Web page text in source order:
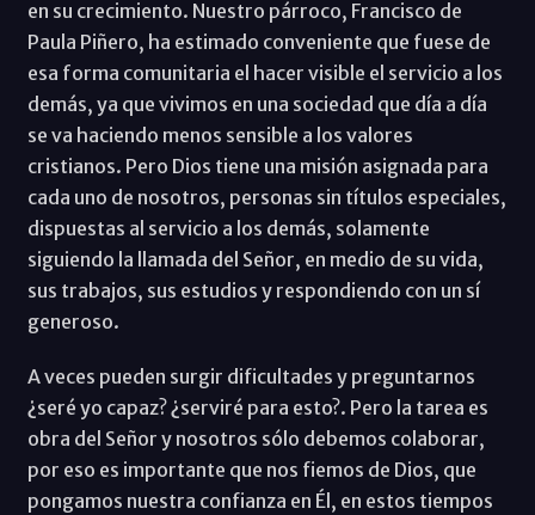
en su crecimiento. Nuestro párroco, Francisco de
Paula Piñero, ha estimado conveniente que fuese de
esa forma comunitaria el hacer visible el servicio a los
demás, ya que vivimos en una sociedad que día a día
se va haciendo menos sensible a los valores
cristianos. Pero Dios tiene una misión asignada para
cada uno de nosotros, personas sin títulos especiales,
dispuestas al servicio a los demás, solamente
siguiendo la llamada del Señor, en medio de su vida,
sus trabajos, sus estudios y respondiendo con un sí
generoso.
A veces pueden surgir dificultades y preguntarnos
¿seré yo capaz? ¿serviré para esto?. Pero la tarea es
obra del Señor y nosotros sólo debemos colaborar,
por eso es importante que nos fiemos de Dios, que
pongamos nuestra confianza en Él, en estos tiempos